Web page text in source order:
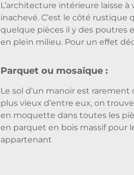
L’architecture intérieure laisse à
inachevé. C’est le côté rustique
quelque pièces il y des poutres
en plein milieu. Pour un effet
Parquet ou mosaïque :
Le sol d’un manoir est rarement
plus vieux d’entre eux, on
en moquette dans toutes les
en parquet en bois massif pour
appartenant